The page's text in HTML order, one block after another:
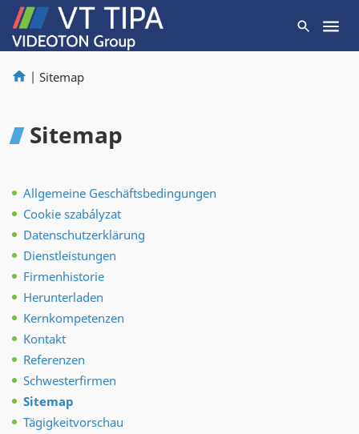
| Sitemap
Sitemap
Allgemeine Geschäftsbedingungen
Cookie szabályzat
Datenschutzerklärung
Dienstleistungen
Firmenhistorie
Herunterladen
Kernkompetenzen
Kontakt
Referenzen
Schwesterfirmen
Sitemap
Tägigkeitvorschau